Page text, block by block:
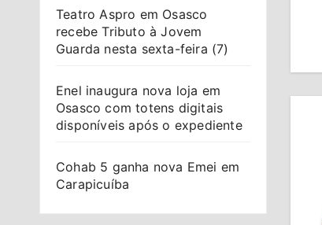
Teatro Aspro em Osasco
recebe Tributo à Jovem
Guarda nesta sexta-feira (7)
Enel inaugura nova loja em
Osasco com totens digitais
disponíveis após o expediente
Cohab 5 ganha nova Emei em
Carapicuíba